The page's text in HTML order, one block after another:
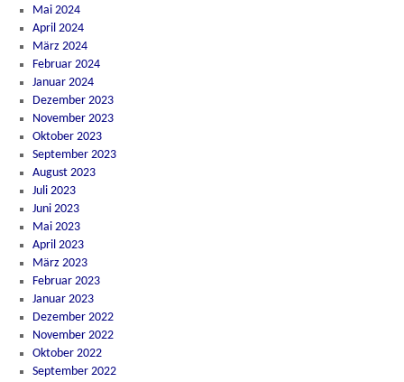
Mai 2024
April 2024
März 2024
Februar 2024
Januar 2024
Dezember 2023
November 2023
Oktober 2023
September 2023
August 2023
Juli 2023
Juni 2023
Mai 2023
April 2023
März 2023
Februar 2023
Januar 2023
Dezember 2022
November 2022
Oktober 2022
September 2022